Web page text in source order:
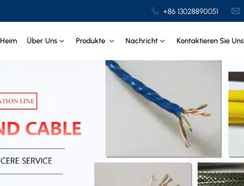
+86 13028890051
Heim Über Uns Produkte Nachricht Kontaktieren Sie Uns